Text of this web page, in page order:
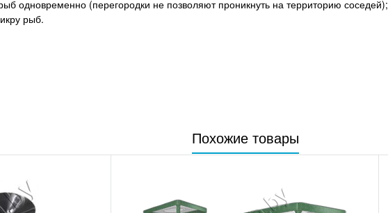
одновременно (перегородки не позволяют проникнуть на территорию соседей);
рыб.
Похожие товары